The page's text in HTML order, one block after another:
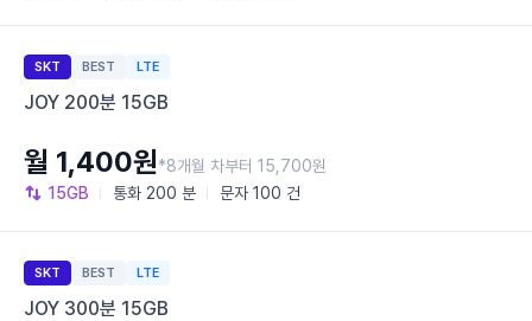
SKT BEST LTE
JOY 200분 15GB
15GB 통화 200 분 문자 100 건
월 1,400원*8개월 차부터 15,700원
SKT BEST LTE
JOY 300분 15GB